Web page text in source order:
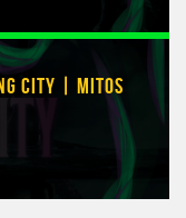
CITY | MITOS